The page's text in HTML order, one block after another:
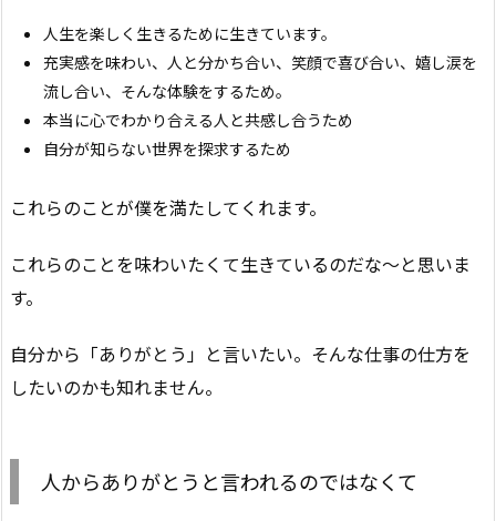
人生を楽しく生きるために生きています。
充実感を味わい、人と分かち合い、笑顔で喜び合い、嬉し涙を
流し合い、そんな体験をするため。
本当に心でわかり合える人と共感し合うため
自分が知らない世界を探求するため
これらのことが僕を満たしてくれます。
これらのことを味わいたくて生きているのだな〜と思いま
す。
自分から「ありがとう」と言いたい。そんな仕事の仕方を
したいのかも知れません。
人からありがとうと言われるのではなくて